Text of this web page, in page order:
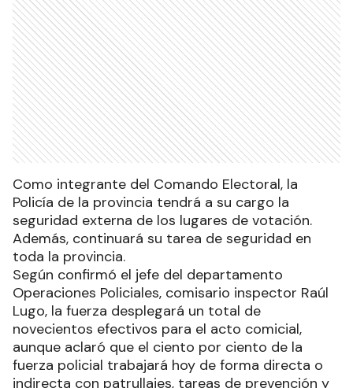
Como integrante del Comando Electoral, la
Policía de la provincia tendrá a su cargo la
seguridad externa de los lugares de votación.
Además, continuará su tarea de seguridad en
toda la provincia.
Según confirmó el jefe del departamento
Operaciones Policiales, comisario inspector Raúl
Lugo, la fuerza desplegará un total de
novecientos efectivos para el acto comicial,
aunque aclaró que el ciento por ciento de la
fuerza policial trabajará hoy de forma directa o
indirecta con patrullajes, tareas de prevención y